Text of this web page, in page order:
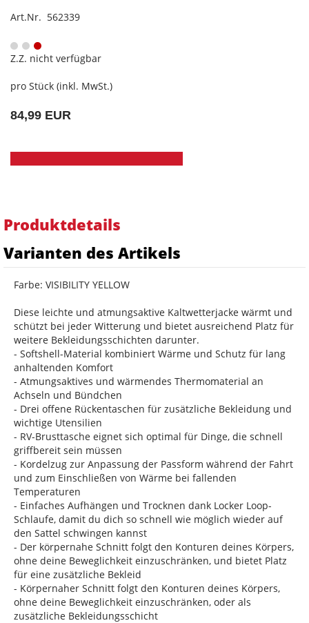
Art.Nr. 562339
Z.Z. nicht verfügbar
pro Stück (inkl. MwSt.)
84,99 EUR
Produktdetails
Varianten des Artikels
Farbe: VISIBILITY YELLOW
Diese leichte und atmungsaktive Kaltwetterjacke wärmt und
schützt bei jeder Witterung und bietet ausreichend Platz für
weitere Bekleidungsschichten darunter.
- Softshell-Material kombiniert Wärme und Schutz für lang
anhaltenden Komfort
- Atmungsaktives und wärmendes Thermomaterial an
Achseln und Bündchen
- Drei offene Rückentaschen für zusätzliche Bekleidung und
wichtige Utensilien
- RV-Brusttasche eignet sich optimal für Dinge, die schnell
griffbereit sein müssen
- Kordelzug zur Anpassung der Passform während der Fahrt
und zum Einschließen von Wärme bei fallenden
Temperaturen
- Einfaches Aufhängen und Trocknen dank Locker Loop-
Schlaufe, damit du dich so schnell wie möglich wieder auf
den Sattel schwingen kannst
- Der körpernahe Schnitt folgt den Konturen deines Körpers,
ohne deine Beweglichkeit einzuschränken, und bietet Platz
für eine zusätzliche Bekleid
- Körpernaher Schnitt folgt den Konturen deines Körpers,
ohne deine Beweglichkeit einzuschränken, oder als
zusätzliche Bekleidungsschicht